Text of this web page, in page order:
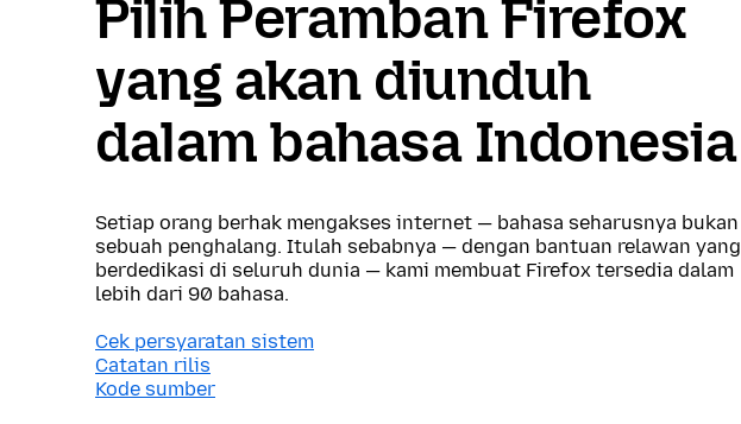
Pilih Peramban Firefox
yang akan diunduh
dalam bahasa Indonesia
Setiap orang berhak mengakses internet — bahasa seharusnya bukan
sebuah penghalang. Itulah sebabnya — dengan bantuan relawan yang
berdedikasi di seluruh dunia — kami membuat Firefox tersedia dalam
lebih dari 90 bahasa.
Cek persyaratan sistem
Catatan rilis
Kode sumber